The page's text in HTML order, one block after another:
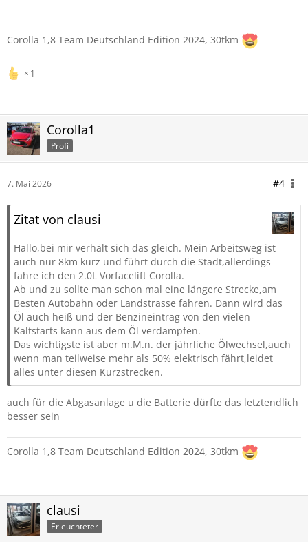
Corolla 1,8 Team Deutschland Edition 2024, 30tkm
1
Corolla1
Profi
7. Mai 2026 #4
Zitat von clausi
Hallo,bei mir verhält sich das gleich. Mein Arbeitsweg ist
auch nur 8km kurz und führt durch die Stadt,allerdings
fahre ich den 2.0L Vorfacelift Corolla.
Ab und zu sollte man schon mal eine längere Strecke,am
Besten Autobahn oder Landstrasse fahren. Dann wird das
Öl auch heiß und der Benzineintrag von den vielen
Kaltstarts kann aus dem Öl verdampfen.
Das wichtigste ist aber m.M.n. der jährliche Ölwechsel,auch
wenn man teilweise mehr als 50% elektrisch fährt,leidet
alles unter diesen Kurzstrecken.
auch für die Abgasanlage u die Batterie dürfte das letztendlich
besser sein
Corolla 1,8 Team Deutschland Edition 2024, 30tkm
clausi
Erleuchteter